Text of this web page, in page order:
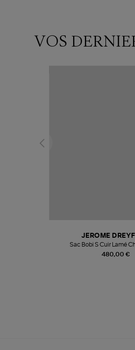
VOS
480,00 €
JEROME
Sac Bobi S Cuir Lamé